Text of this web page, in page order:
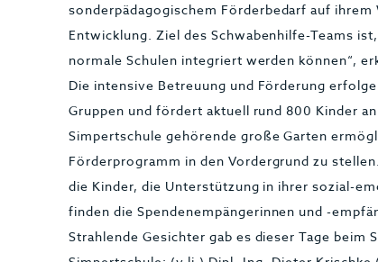
sonderpädagogischem Förderbedarf auf
Entwicklung. Ziel des Schwabenhilfe-Teams
normale Schulen integriert werden können“,
Die intensive Betreuung und Förderung
Gruppen und fördert aktuell rund 800 Kinder
Simpertschule gehörende große Garten
Förderprogramm in den Vordergrund zu
die Kinder, die Unterstützung in ihrer sozial-
finden die Spendenempängerinnen und -
Strahlende Gesichter gab es dieser Tage beim